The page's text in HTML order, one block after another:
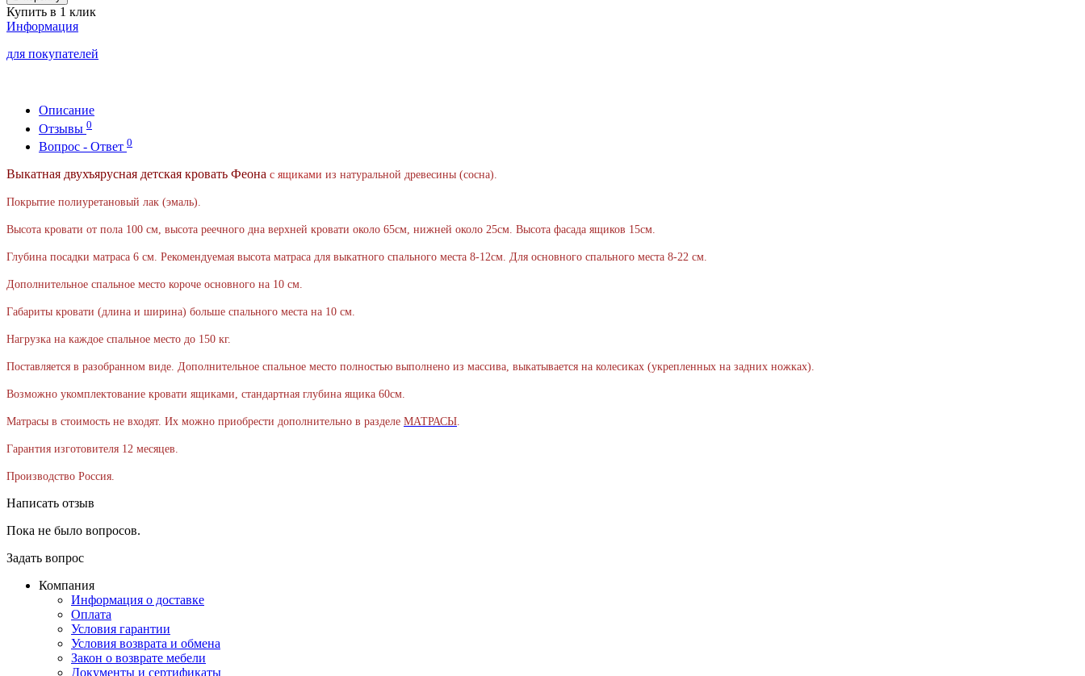
Купить в 1 клик
Информация
для покупателей
Описание
Отзывы 0
Вопрос - Ответ 0
Выкатная двухъярусная детская кровать Феона с ящиками из натуральной древесины (сосна).
Покрытие полиуретановый лак (эмаль).
Высота кровати от пола 100 см, высота реечного дна верхней кровати около 65см, нижней около 25см. Высота фасада ящиков 15см.
Глубина посадки матраса 6 см. Рекомендуемая высота матраса для выкатного спального места 8-12см. Для основного спального места 8-22 см.
Дополнительное спальное место короче основного на 10 см.
Габариты кровати (длина и ширина) больше спального места на 10 см.
Нагрузка на каждое спальное место до 150 кг.
Поставляется в разобранном виде. Дополнительное спальное место полностью выполнено из массива, выкатывается на колесиках (укрепленных на задних ножках).
Возможно укомплектование кровати ящиками, стандартная глубина ящика 60см.
Матрасы в стоимость не входят. Их можно приобрести дополнительно в разделе МАТРАСЫ
Гарантия изготовителя 12 месяцев.
Производство Россия.
Написать отзыв
Пока не было вопросов.
Задать вопрос
Компания
Информация о доставке
Оплата
Условия гарантии
Условия возврата и обмена
Закон о возврате мебели
Документы и сертификаты